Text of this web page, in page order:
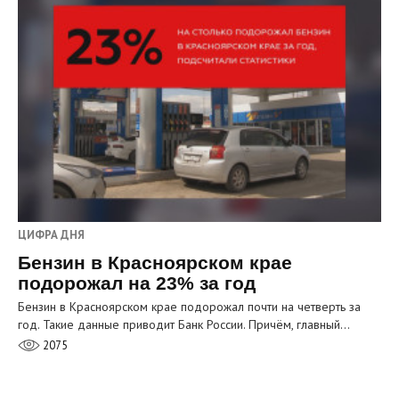
ЦИФРА ДНЯ
Бензин в Красноярском крае
подорожал на 23% за год
Бензин в Красноярском крае подорожал почти на четверть за
год. Такие данные приводит Банк России. Причём, главный…
2075